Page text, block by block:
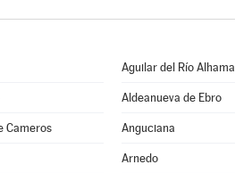
Aguilar del Río Alhama
Aldeanueva de Ebro
Cameros Anguciana
Arnedo